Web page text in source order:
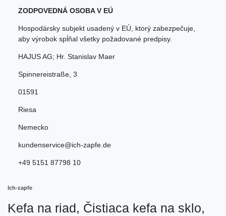
ZODPOVEDNÁ OSOBA V EÚ
Hospodársky subjekt usadený v EÚ, ktorý zabezpečuje,
aby výrobok spĺňal všetky požadované predpisy.
HAJUS AG; Hr. Stanislav Maer
Spinnereistraße 3
01591
Riesa
Nemecko
kundenservice@ich-zapfe.de
+49 5151 87798 10
Ich-zapfe
Kefa na riad, Čistiaca kefa na sklo,